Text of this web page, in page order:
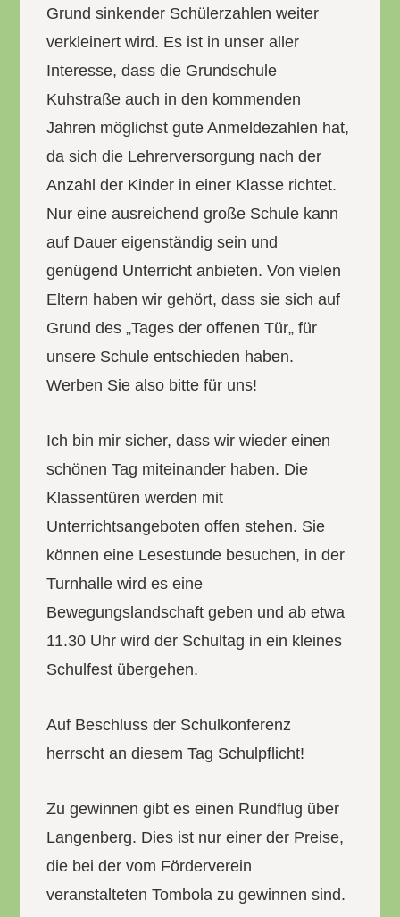
Grund sinkender Schülerzahlen weiter
verkleinert wird. Es ist in unser aller
Interesse, dass die Grundschule
Kuhstraße auch in den kommenden
Jahren möglichst gute Anmeldezahlen hat,
da sich die Lehrerversorgung nach der
Anzahl der Kinder in einer Klasse richtet.
Nur eine ausreichend große Schule kann
auf Dauer eigenständig sein und
genügend Unterricht anbieten. Von vielen
Eltern haben wir gehört, dass sie sich auf
Grund des „Tages der offenen Tür„ für
unsere Schule entschieden haben.
Werben Sie also bitte für uns!
Ich bin mir sicher, dass wir wieder einen
schönen Tag miteinander haben. Die
Klassentüren werden mit
Unterrichtsangeboten offen stehen. Sie
können eine Lesestunde besuchen, in der
Turnhalle wird es eine
Bewegungslandschaft geben und ab etwa
11.30 Uhr wird der Schultag in ein kleines
Schulfest übergehen.
Auf Beschluss der Schulkonferenz
herrscht an diesem Tag Schulpflicht!
Zu gewinnen gibt es einen Rundflug über
Langenberg. Dies ist nur einer der Preise,
die bei der vom Förderverein
veranstalteten Tombola zu gewinnen sind.